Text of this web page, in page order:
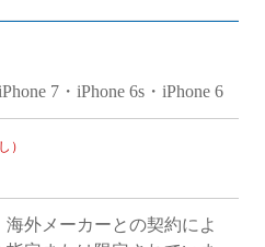
7・iPhone 6s・iPhone 6
）
海外メーカーとの契約によ